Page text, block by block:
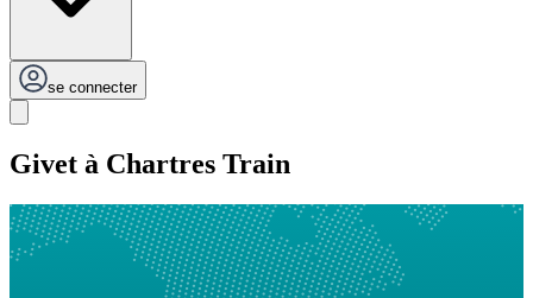
se connecter
Givet à Chartres Train